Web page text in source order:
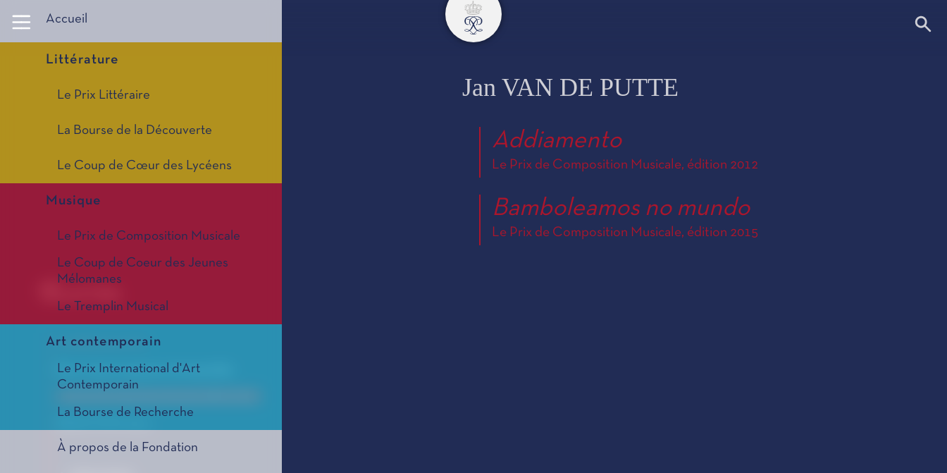
Accueil
Littérature
Le Prix Littéraire
La Bourse de la Découverte
Le Coup de Cœur des Lycéens
Musique
Le Prix de Composition Musicale
Le Coup de Coeur des Jeunes
Mélomanes
Le Tremplin Musical
Art contemporain
Le Prix International d'Art
Contemporain
La Bourse de Recherche
À propos de la Fondation
Jan VAN DE PUTTE
Addiamento
Le Prix de Composition Musicale, édition 2012
Bamboleamos no mundo
Le Prix de Composition Musicale, édition 2015
Addiamento
Pour mezzo-soprano et ensemble